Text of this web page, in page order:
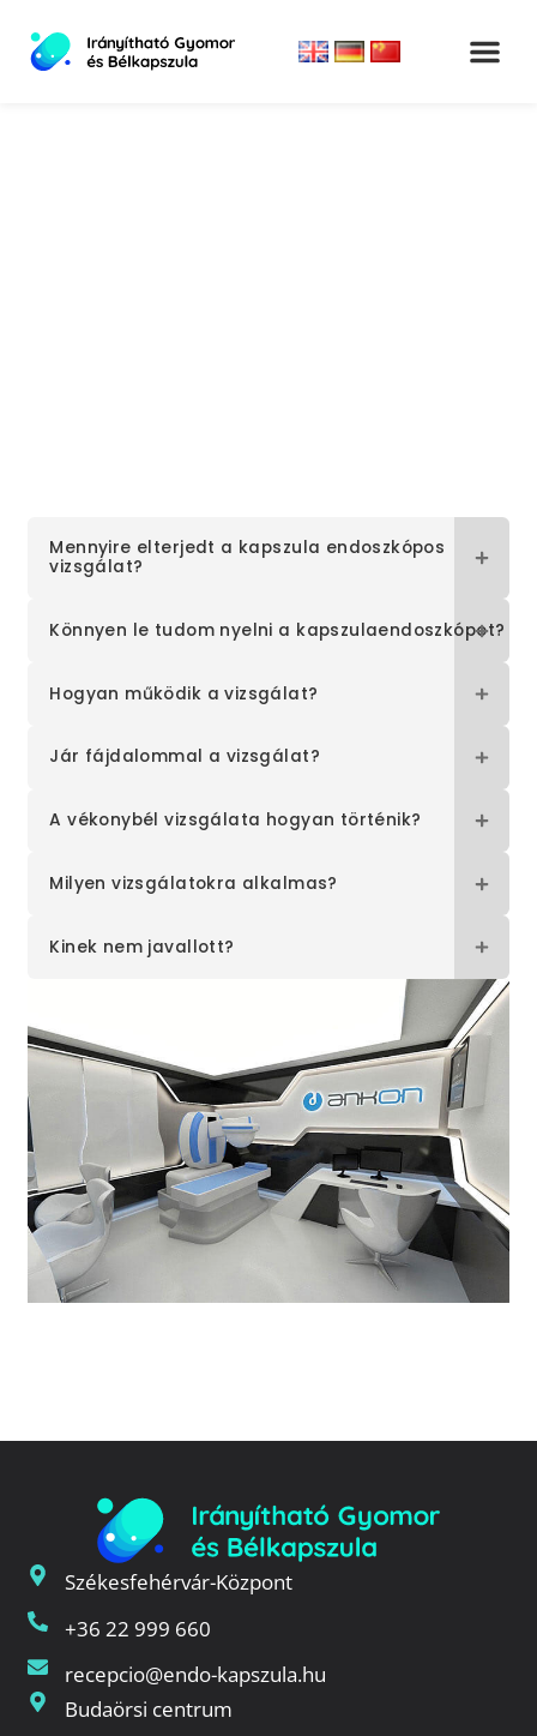
Mennyire elterjedt a kapszula endoszkópos
vizsgálat?
Könnyen le tudom nyelni a kapszulaendoszkópot?
Hogyan működik a vizsgálat?
Jár fájdalommal a vizsgálat?
A vékonybél vizsgálata hogyan történik?
Milyen vizsgálatokra alkalmas?
Kinek nem javallott?
Székesfehérvár-Központ
+36 22 999 660
recepcio@endo-kapszula.hu
Budaörsi centrum